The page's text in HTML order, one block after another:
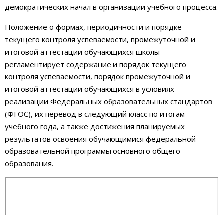
демократических начал в организации учебного процесса.
Положение о формах, периодичности и порядке
текущего контроля успеваемости, промежуточной и
итоговой аттестации обучающихся школы
регламентирует содержание и порядок текущего
контроля успеваемости, порядок промежуточной и
итоговой аттестации обучающихся в условиях
реализации Федеральных образовательных стандартов
(ФГОС), их перевод в следующий класс по итогам
учебного года, а также достижения планируемых
результатов освоения обучающимися федеральной
образовательной программы основного общего
образования.